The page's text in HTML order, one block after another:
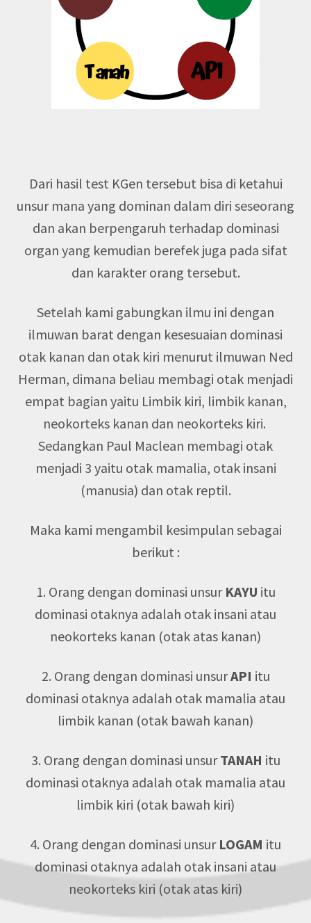
Dari hasil test KGen tersebut bisa di ketahui
unsur mana yang dominan dalam diri seseorang
dan akan berpengaruh terhadap dominasi
organ yang kemudian berefek juga pada sifat
dan karakter orang tersebut.
Setelah kami gabungkan ilmu ini dengan
ilmuwan barat dengan kesesuaian dominasi
otak kanan dan otak kiri menurut ilmuwan Ned
Herman, dimana beliau membagi otak menjadi
empat bagian yaitu Limbik kiri, limbik kanan,
neokorteks kanan dan neokorteks kiri.
Sedangkan Paul Maclean membagi otak
menjadi 3 yaitu otak mamalia, otak insani
(manusia) dan otak reptil.
Maka kami mengambil kesimpulan sebagai
berikut :
1. Orang dengan dominasi unsur KAYU itu
dominasi otaknya adalah otak insani atau
neokorteks kanan (otak atas kanan)
2. Orang dengan dominasi unsurAPI itu
dominasi otaknya adalah otak mamalia atau
limbik kanan (otak bawah kanan)
3. Orang dengan dominasi unsurTANAH itu
dominasi otaknya adalah otak mamalia atau
limbik kiri (otak bawah kiri)
4. Orang dengan dominasi unsur LOGAM itu
dominasi otaknya adalah otak insani atau
neokorteks kiri (otak atas kiri)